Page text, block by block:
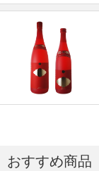
おすすめ商品